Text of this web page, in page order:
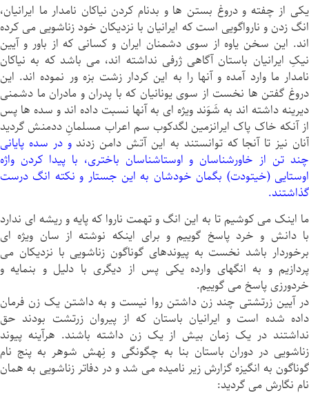
يكى از چفته و دروغ بستن ها و بدنام کردن نیاکان نامدار ما ایرانیان،
انگ زدن و نارواگویی است که ایرانیان با نزديكان خود زناشویى می کرده
اند. این سخن یاوه از سوى دشمنان ايران و کسانی كه از باور و آیین
نیکِ ايرانيان باستان آگاهی ژرفی نداشته اند، می باشد که به نياكان
نامدار ما وارد آمده و آنها را به اين کردار زشت بزه ور نموده اند. اين
دروغ گفتن ها نخست از سوى يونانيان كه با پدران و مادران ما دشمنى
ديرينه داشته اند به شَوَند ویژه ای به آنها نسبت داده اند و سده ها پس
از آنكه خاک پاک ايرانزمین لگدكوب سم اعراب مسلمانِ ددمنش گرديد
آنان نيز تا آنجا كه توانستند به اين آتش دامن زدندو در سده پایانی
چند تن از خاورشناسان و اوستاشناسان باختری، با پيدا كردن واژه
اوستایى (خيتودت) بگمان خودشان به اين جستار و نکته انگ درست
گذاشتند.
ما اينک می كوشيم تا به اين انگ و تهمت ناروا كه پايه و ریشه ای ندارد
با دانش و خرد پاسخ گویيم و براى اينكه نوشته از سان ویژه ای
برخوردار باشد نخست به پيوندهای گوناگون زناشویى با نزديكان می
پردازیم و به انگهای وارده يكى پس از ديگرى با دلیل و بنمایه و
خردورزی پاسخ می گویيم.
در آیين زرتشتى چند زن داشتن روا نيست و به داشتن يک زن فرمان
داده شده است و ايرانيان باستان كه از پيروان زرتشت بودند حق
نداشتند در یک زمان بيش از يک زن داشته باشند. هرآینه پيوند
زناشویى در دوران باستان بنا به چگونگی و نِهش شوهر به پنج نام
گوناگون به انگیزه گزارش زير ناميده می شد و در دفاتر زناشویى به همان
نام نگارش می گرديد: